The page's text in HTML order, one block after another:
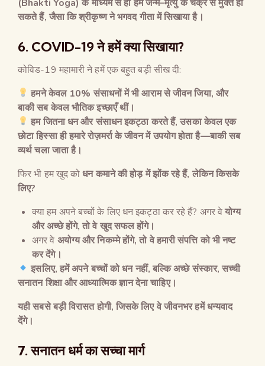
(Bhakti Yoga)के माध्यम से ही हम जन्म–मृत्यु के चक्र से मुक्त हो
सकते हैं, जैसा कि श्रीकृष्ण ने भगवद गीता में सिखाया है।
6. COVID-19ने हमें क्या सिखाया?
कोविड-19 महामारी ने हमें एक बहुत बड़ी सीख दी:
हमने केवल 10% संसाधनों में भी आराम से जीवन जिया, और
बाकी सब केवल भौतिक इच्छाएँ थीं।
हम जितना धन और संसाधन इकट्ठा करते हैं,उसका केवल एक
छोटा हिस्सा ही हमारे रोज़मर्रा के जीवन में उपयोग होता है—बाकी सब
व्यर्थ चला जाता है।
फिर भी हम खुद कोधन कमाने की होड़ में झोंक रहे हैं, लेकिन किसके
लिए?
क्या हम अपने बच्चों के लिए धन इकट्ठा कर रहे हैं? अगर वेयोग्य
और अच्छे होंगे,तो वे खुद सफल होंगे।
अगर वे अयोग्य और निकम्मे होंगे,तो वे हमारी संपत्ति को भी नष्ट
कर देंगे।
इसलिए, हमें अपने बच्चों को धन नहीं, बल्कि अच्छे संस्कार,सच्ची
सनातन शिक्षा और आध्यात्मिक ज्ञान देना चाहिए।
यही सबसे बड़ी विरासत होगी, जिसके लिए वे जीवनभर हमें धन्यवाद
देंगे।
7.सनातन धर्म का सच्चा मार्ग